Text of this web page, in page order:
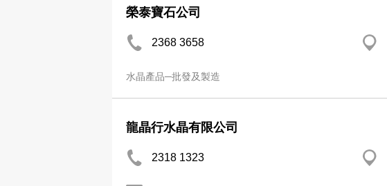
榮泰寶石公司
2368 3658
水晶產品─批發及製造
龍晶行水晶有限公司
2318 1323